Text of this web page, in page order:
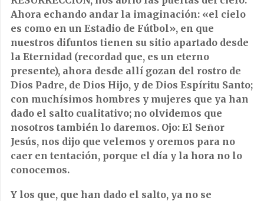
Ahora echando andar la imaginación: «el cielo
es como en un Estadio de Fútbol», en que
nuestros difuntos tienen su sitio apartado desde
la Eternidad (recordad que, es un eterno
presente), ahora desde allí gozan del rostro de
Dios Padre, de Dios Hijo, y de Dios Espíritu Santo;
con muchísimos hombres y mujeres que ya han
dado el salto cualitativo; no olvidemos que
nosotros también lo daremos. Ojo: El Señor
Jesús, nos dijo que velemos y oremos para no
caer en tentación, porque el día y la hora no lo
conocemos.
Y los que, que han dado el salto, ya no se